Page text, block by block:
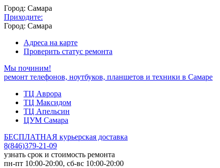
Город: Самара
Приходите:
Город: Самара
Адреса на карте
Проверить статус ремонта
Мы починим!
ремонт телефонов, ноутбуков, планшетов и техники в Самаре
ТЦ Аврора
ТЦ Максидом
ТЦ Апельсин
ЦУМ Самара
БЕСПЛАТНАЯ курьерская доставка
8(846)379-21-09
узнать срок и стоимость ремонта
пн-пт 10:00-20:00, сб-вс 10:00-20:00